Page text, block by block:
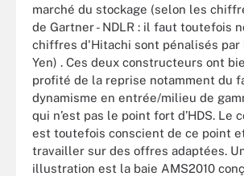
marché du stockage (selon les
de Gartner - NDLR : il faut toutefois
chiffres d'Hitachi sont pénalisés par
Yen) . Ces deux constructeurs ont
profité de la reprise notamment du
dynamisme en entrée/milieu de
qui n’est pas le point fort d’HDS. Le
est toutefois conscient de ce point
travailler sur des offres adaptées.
illustration est la baie AMS2010